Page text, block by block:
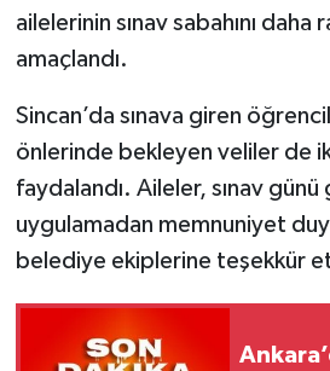
ailelerinin sınav sabahını
amaçlandı.
Sincan’da sınava giren
önlerinde bekleyen veliler de
faydalandı. Aileler, sınav
uygulamadan memnuniyet
belediye ekiplerine teşekkür